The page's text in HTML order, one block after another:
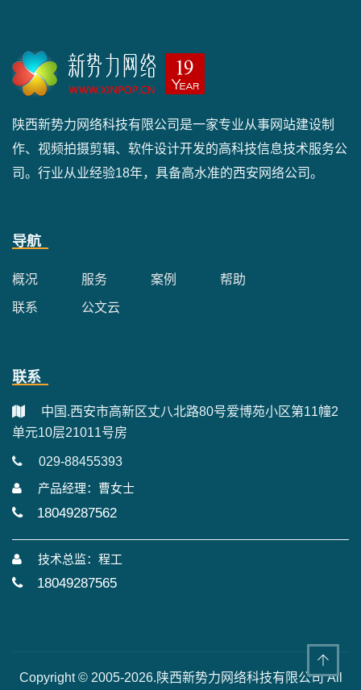
陕西新势力网络科技有限公司是一家专业从事网站建设制
作、视频拍摄剪辑、软件设计开发的高科技信息技术服务公
司。行业从业经验18年，具备高水准的西安网络公司。
导航
概况 服务 案例 帮助
联系 公文云
联系
中国.西安市高新区丈八北路80号爱博苑小区第11幢2
单元10层21011号房
029-88455393
产品经理：曹女士
18049287562
技术总监：程工
18049287565
Copyright © 2005-2026.陕西新势力网络科技有限公司 All